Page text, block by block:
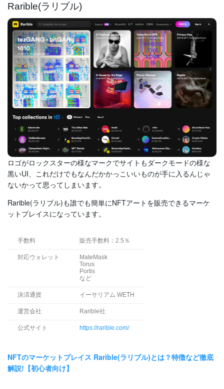
Rarible(ラリブル)
ロゴがロックスターの様なマークでサイトもダークモードの様な
黒いUI、これだけでもなんだかかっこいいものが手に入るんじゃ
ないかって思ってしまいます。
Rarible(ラリブル)も誰でも簡単にNFTアートを販売できるマーケ
ットプレイスになっています。
手数料 販売手数料：2.5％
対応ウォレット
MateMask
Torus
Portis
など
決済通貨 イーサリアム WETH
運営会社 Rarible社
公式サイト https://rarible.com/
NFTのマーケットプレイス Rarible(ラリブル)とは？特徴など徹底
解説!【初心者向け】